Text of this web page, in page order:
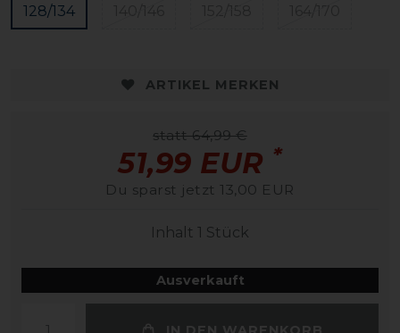
128/134
ARTIKEL MERKEN
statt 64,99 €
51,99 EUR *
Du sparst jetzt 13,00 EUR
Inhalt 1 Stück
Ausverkauft